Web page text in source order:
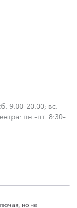
9:00-20:00; вс.
пн.-пт. 8:30-
но не